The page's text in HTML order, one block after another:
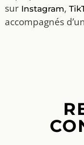
sur Instagram,
accompagnés